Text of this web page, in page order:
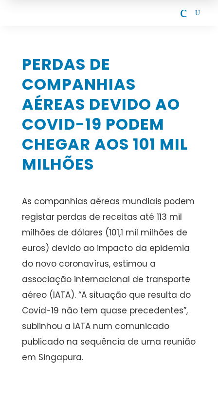
c U
PERDAS DE
COMPANHIAS
AÉREAS DEVIDO AO
COVID-19 PODEM
CHEGAR AOS 101 MIL
MILHÕES
As companhias aéreas mundiais podem
registar perdas de receitas até 113 mil
milhões de dólares (101,1 mil milhões de
euros) devido ao impacto da epidemia
do novo coronavírus, estimou a
associação internacional de transporte
aéreo (IATA). “A situação que resulta do
Covid-19 não tem quase precedentes”,
sublinhou a IATA num comunicado
publicado na sequência de uma reunião
em Singapura.